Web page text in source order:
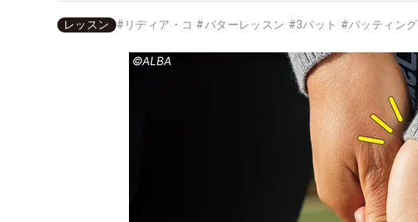
レッスン # リディア・コ #パターレッスン #3パット #パッティング